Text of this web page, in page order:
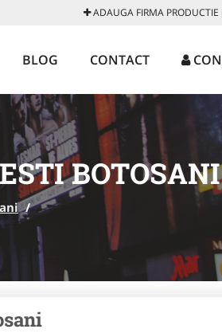
ADAUGA FIRMA PRODUCTIE
BLOG CONTACT
BOTOSANI
/